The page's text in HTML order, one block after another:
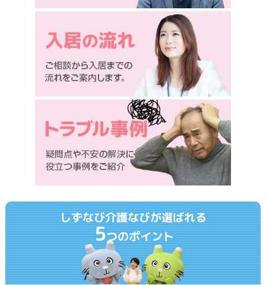
しずなび介護なびが選ばれる
5つのポイント